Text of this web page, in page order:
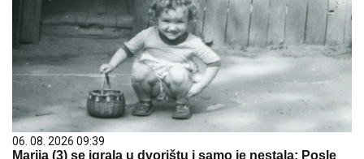
06. 08. 2026 09:39
Marija (3) se igrala u dvorištu i samo je nestala: Posle